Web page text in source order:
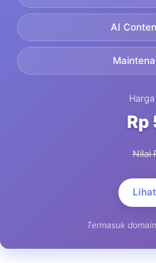
AI
Rp
Nilai
Termasuk